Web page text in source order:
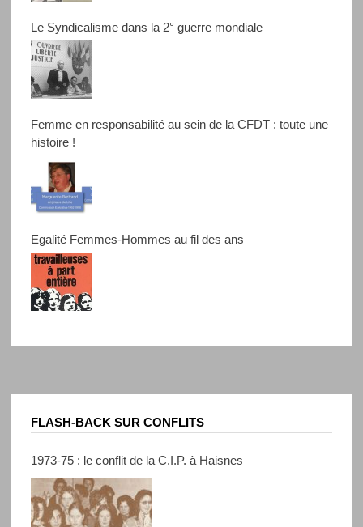
Le Syndicalisme dans la 2° guerre mondiale
Femme en responsabilité au sein de la CFDT : toute une
histoire !
Egalité Femmes-Hommes au fil des ans
FLASH-BACK SUR CONFLITS
1973-75 : le conflit de la C.I.P. à Haisnes